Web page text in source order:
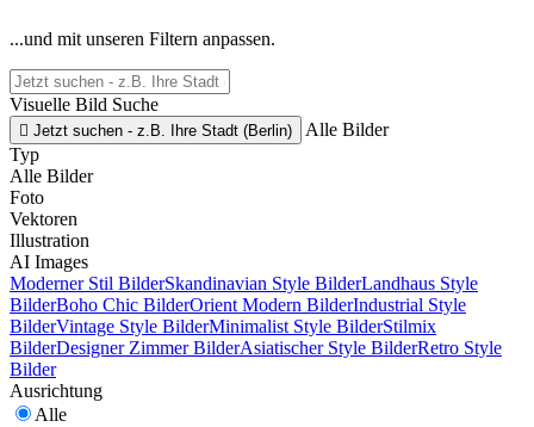
...und mit unseren Filtern anpassen.
Visuelle Bild Suche
 Jetzt suchen - z.B. Ihre Stadt (Berlin)
Alle Bilder
Typ
Alle Bilder
Foto
Vektoren
Illustration
AI Images
Moderner Stil BilderSkandinavian Style BilderLandhaus Style
BilderBoho Chic BilderOrient Modern BilderIndustrial Style
BilderVintage Style BilderMinimalist Style BilderStilmix
BilderDesigner Zimmer BilderAsiatischer Style BilderRetro Style
Bilder
Ausrichtung
Alle